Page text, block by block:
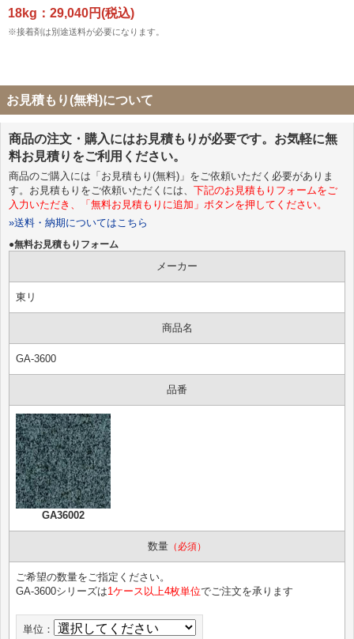
18kg：29,040円(税込)
※接着剤は別途送料が必要になります。
お見積もり(無料)について
商品の注文・購入にはお見積もりが必要です。お気軽に無
料お見積りをご利用ください。
商品のご購入には「お見積もり(無料)」をご依頼いただく必要がありま
す。お見積もりをご依頼いただくには、 下記のお見積もりフォームをご
入力いただき、「無料お見積もりに追加」ボタンを押してください。
»送料・納期についてはこちら
●無料お見積もりフォーム
メーカー
東リ
商品名
GA-3600
品番
GA36002
数量 （必須）
ご希望の数量をご指定ください。
GA-3600シリーズは1ケース以上4枚単位でご注文を承ります
単位：